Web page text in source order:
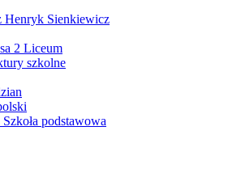
Henryk Sienkiewicz
2 Liceum
szkolne
Szkoła podstawowa